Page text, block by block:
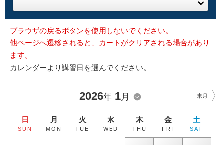
ブラウザの戻るボタンを使用しないでください。
他ページへ遷移されると、カートがクリアされる場合があり
ます。
カレンダーより講習日を選んでください。
2026年 1月 来月
日
SUN
月
MON
火
TUE
水
WED
木
THU
金
FRI
土
SAT